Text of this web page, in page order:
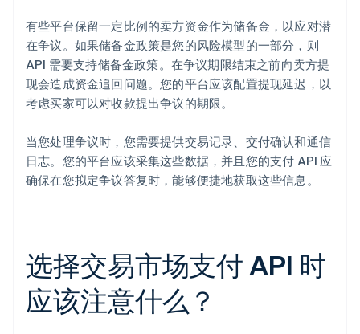
有些平台保留一定比例的卖方资金作为储备金，以应对潜
在争议。如果储备金政策是您的风险模型的一部分，则
API 需要支持储备金政策。在争议期限结束之前向卖方提
现会造成资金追回问题。您的平台应该配置提现延迟，以
考虑买家可以对收款提出争议的期限。
当您处理争议时，您需要提供交易记录、交付确认和通信
日志。您的平台应该采集这些数据，并且您的支付 API 应
确保在您拟定争议答复时，能够便捷地获取这些信息。
选择交易市场支付 API 时
应该注意什么？